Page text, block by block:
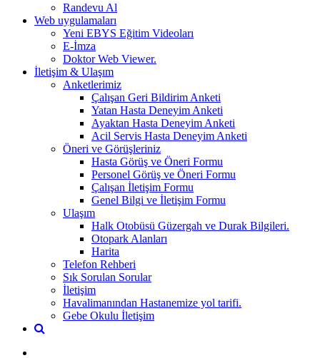
Randevu Al
Web uygulamaları
Yeni EBYS Eğitim Videoları
E-İmza
Doktor Web Viewer.
İletişim & Ulaşım
Anketlerimiz
Çalışan Geri Bildirim Anketi
Yatan Hasta Deneyim Anketi
Ayaktan Hasta Deneyim Anketi
Acil Servis Hasta Deneyim Anketi
Öneri ve Görüşleriniz
Hasta Görüş ve Öneri Formu
Personel Görüş ve Öneri Formu
Çalışan İletişim Formu
Genel Bilgi ve İletişim Formu
Ulaşım
Halk Otobüsü Güzergah ve Durak Bilgileri.
Otopark Alanları
Harita
Telefon Rehberi
Sık Sorulan Sorular
İletişim
Havalimanından Hastanemize yol tarifi.
Gebe Okulu İletişim